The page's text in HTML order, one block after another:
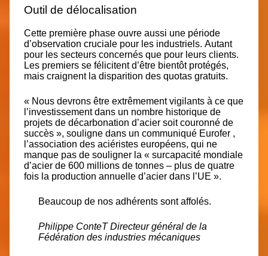
Outil de délocalisation
Cette première phase ouvre aussi une période
d’observation cruciale pour les industriels. Autant
pour les secteurs concernés que pour leurs clients.
Les premiers se félicitent d’être bientôt protégés,
mais craignent la disparition des quotas gratuits.
« Nous devrons être extrêmement vigilants à ce que
l’investissement dans un nombre historique de
projets de décarbonation d’acier soit couronné de
succès », souligne dans un communiqué Eurofer ,
l’association des aciéristes européens, qui ne
manque pas de souligner la « surcapacité mondiale
d’acier de 600 millions de tonnes – plus de quatre
fois la production annuelle d’acier dans l’UE ».
Beaucoup de nos adhérents sont affolés.
Philippe ConteT Directeur général de la
Fédération des industries mécaniques